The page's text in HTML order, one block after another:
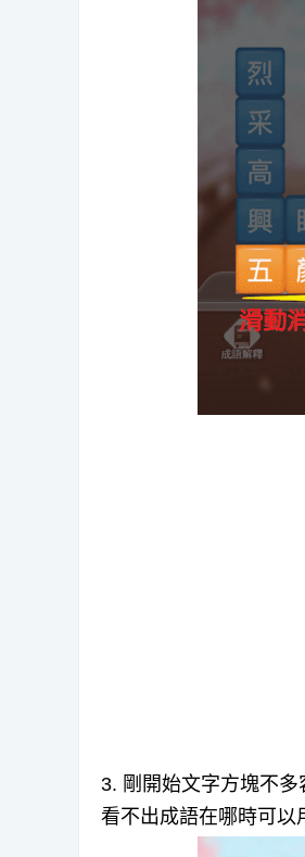
3. 剛開始文字方塊不多
看不出成語在哪時可以